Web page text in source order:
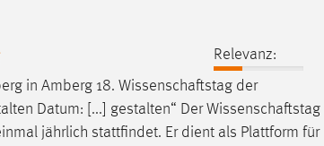
Relevanz:
in Amberg 18. Wissenschaftstag der
Datum: [...] gestalten“ DerWissenschaftstag
jährlich stattfindet. Er dient als Plattform für